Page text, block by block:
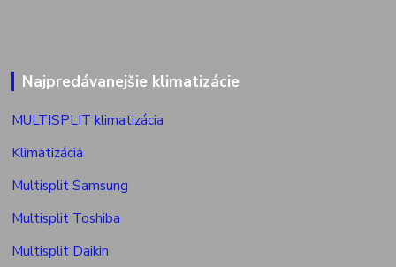
Najpredávanejšie klimatizácie
MULTISPLIT klimatizácia
Klimatizácia
Multisplit Samsung
Multisplit Toshiba
Multisplit Daikin